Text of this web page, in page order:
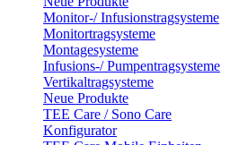
Monitor-/ Infusionstragsysteme
Monitortragsysteme
Montagesysteme
Infusions-/ Pumpentragsysteme
Vertikaltragsysteme
Neue Produkte
TEE Care / Sono Care
Konfigurator